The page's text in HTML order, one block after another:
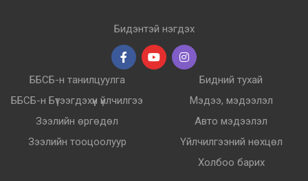
Бидэнтэй нэгдэх
ББСБ-н танилцуулга
ББСБ-н Бүтээгдэхүүн үйлчилгээ
Зээлийн өргөдөл
Зээлийн тооцоолуур
Бидний тухай
Мэдээ, мэдээлэл
Авто мэдээлэл
Үйлчилгээний нөхцөл
Холбоо барих